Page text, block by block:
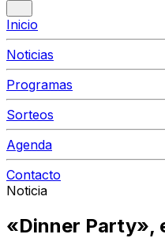
Inicio
Noticias
Programas
Sorteos
Agenda
Contacto
Noticia
«Dinner Party»,